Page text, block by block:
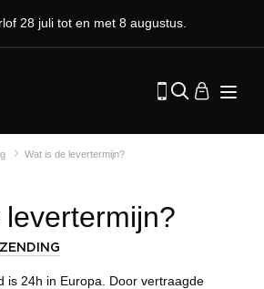
28 juli tot en met 8 augustus.
Wat is de levertermijn?
is 24h in Europa. Door vertraagde